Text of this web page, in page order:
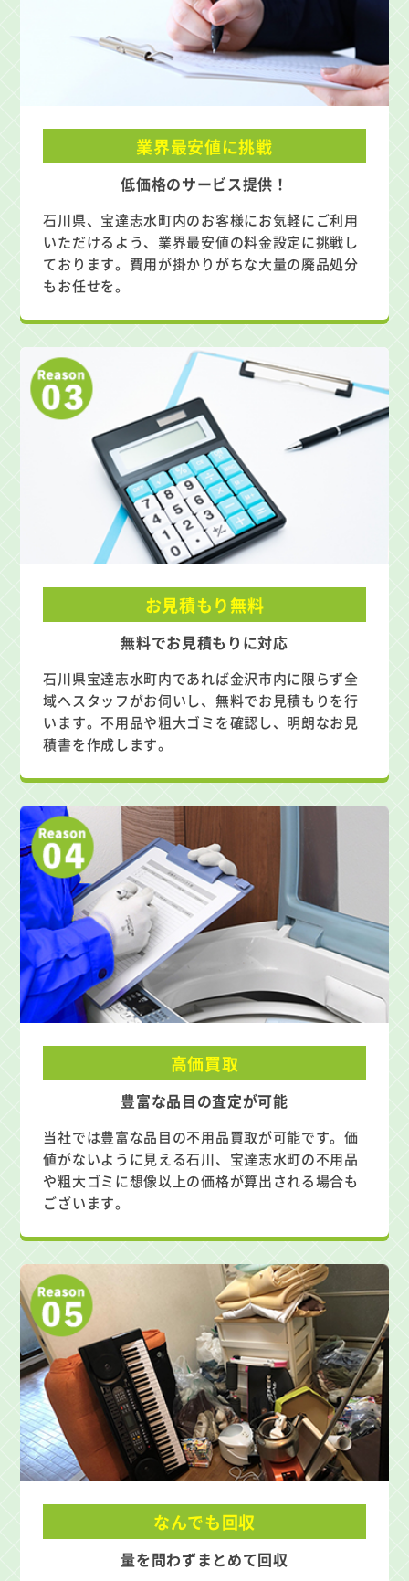
業界最安値に挑戦
低価格のサービス提供！
石川県、宝達志水町内のお客様にお気軽にご利用
いただけるよう、業界最安値の料金設定に挑戦し
ております。費用が掛かりがちな大量の廃品処分
もお任せを。
お見積もり無料
無料でお見積もりに対応
石川県宝達志水町内であれば金沢市内に限らず全
域へスタッフがお伺いし、無料でお見積もりを行
います。不用品や粗大ゴミを確認し、明朗なお見
積書を作成します。
高価買取
豊富な品目の査定が可能
当社では豊富な品目の不用品買取が可能です。価
値がないように見える石川、宝達志水町の不用品
や粗大ゴミに想像以上の価格が算出される場合も
ございます。
なんでも回収
量を問わずまとめて回収